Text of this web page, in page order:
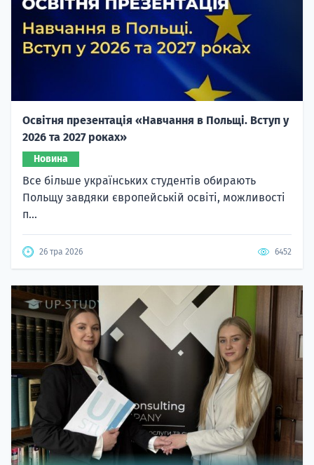
2026 та 2027 роках»
Все більше українських студентів обирають
Польщу завдяки європейській освіті, можливості
п...